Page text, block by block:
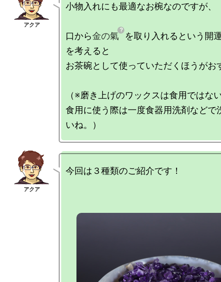
小物入れにも最適なお椀なのですが、
口から金の氣
を取り入れるという開
を考えると
お茶碗として使っていただくほうがお
（※磨き上げのワックスは食用ではな
食用に使う際は一度食器用洗剤などで
今回は３種類のご紹介です！